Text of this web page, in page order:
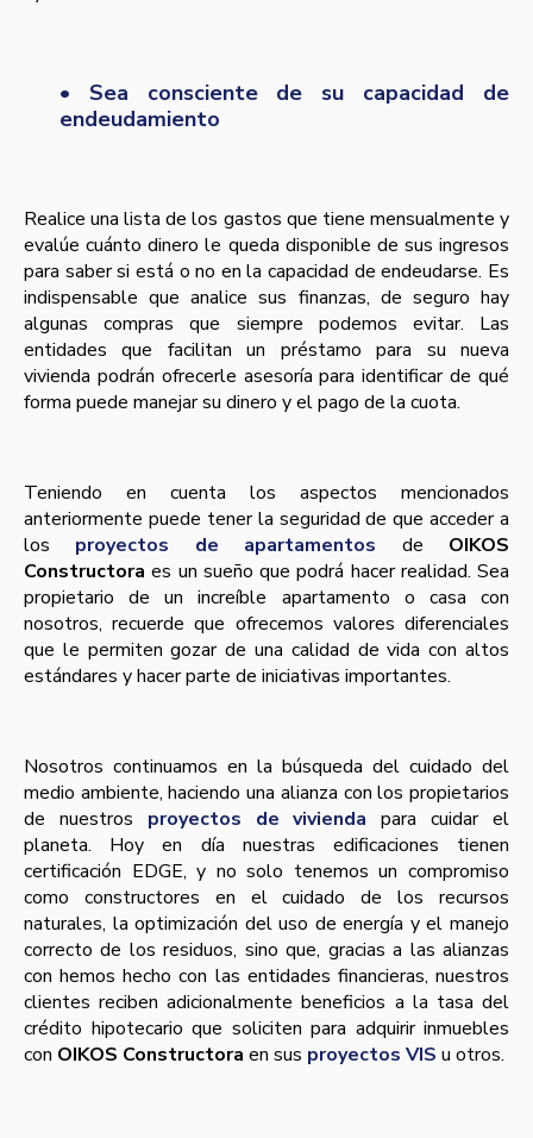
• Sea consciente de su capacidad de
endeudamiento
Realice una lista de los gastos que tiene mensualmente y
evalúe cuánto dinero le queda disponible de sus ingresos
para saber si está o no en la capacidad de endeudarse. Es
indispensable que analice sus finanzas, de seguro hay
algunas compras que siempre podemos evitar. Las
entidades que facilitan un préstamo para su nueva
vivienda podrán ofrecerle asesoría para identificar de qué
forma puede manejar su dinero y el pago de la cuota.
Teniendo en cuenta los aspectos mencionados
anteriormente puede tener la seguridad de que acceder a
los proyectos de apartamentos de OIKOS
Constructora es un sueño que podrá hacer realidad. Sea
propietario de un increíble apartamento o casa con
nosotros, recuerde que ofrecemos valores diferenciales
que le permiten gozar de una calidad de vida con altos
estándares y hacer parte de iniciativas importantes.
Nosotros continuamos en la búsqueda del cuidado del
medio ambiente, haciendo una alianza con los propietarios
de nuestros proyectos de vivienda para cuidar el
planeta. Hoy en día nuestras edificaciones tienen
certificación EDGE, y no solo tenemos un compromiso
como constructores en el cuidado de los recursos
naturales, la optimización del uso de energía y el manejo
correcto de los residuos, sino que, gracias a las alianzas
con hemos hecho con las entidades financieras, nuestros
clientes reciben adicionalmente beneficios a la tasa del
crédito hipotecario que soliciten para adquirir inmuebles
con OIKOS Constructora en sus proyectos VIS u otros.